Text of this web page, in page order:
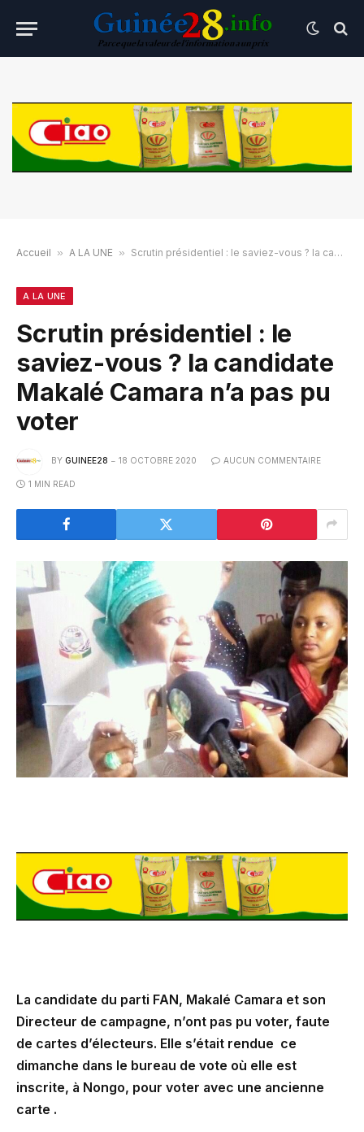
Accueil » A LA UNE » Scrutin présidentiel : le saviez-vous ? la candidate Makalé Camara n’a pas pu voter
A LA UNE
Scrutin présidentiel : le
saviez-vous ? la candidate
Makalé Camara n’a pas pu
voter
BY GUINEE28 18 OCTOBRE 2020 AUCUN COMMENTAIRE
1 MIN READ
La candidate du parti FAN, Makalé Camara et son
Directeur de campagne, n’ont pas pu voter, faute
de cartes d’électeurs. Elle s’était rendue ce
dimanche dans le bureau de vote où elle est
inscrite, à Nongo, pour voter avec une ancienne
carte .